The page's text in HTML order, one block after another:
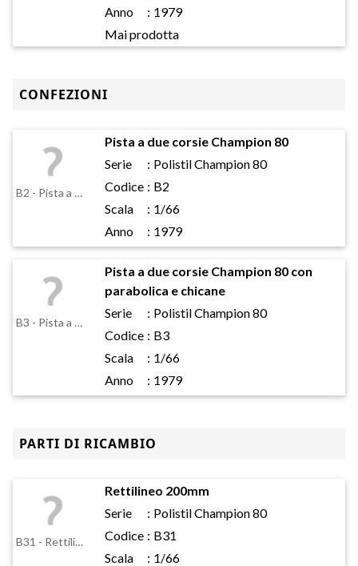
Anno : 1979
Mai prodotta
CONFEZIONI
B2 - Pista a due corsie Champion 80
Pista a due corsie Champion 80
Serie
: Polistil Champion 80
Codice : B2
Scala
: 1/66
Anno
: 1979
B3 - Pista a due corsie Champion 80 con parabolica e chicane
Pista a due corsie Champion 80 con
parabolica e chicane
Serie
: Polistil Champion 80
Codice : B3
Scala
: 1/66
Anno
: 1979
PARTI DI RICAMBIO
B31 - Rettilineo 200mm
Rettilineo 200mm
Serie
: Polistil Champion 80
Codice : B31
Scala
: 1/66